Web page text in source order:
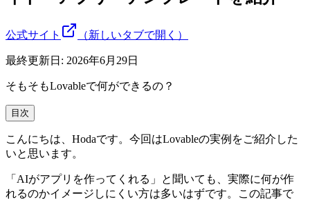
公式サイト （新しいタブで開く）
最終更新日: 2026年6月29日
そもそもLovableで何ができるの？
目次
こんにちは、Hodaです。今回はLovableの実例をご紹介した
いと思います。
「AIがアプリを作ってくれる」と聞いても、実際に何が作
れるのかイメージしにくい方は多いはずです。この記事で